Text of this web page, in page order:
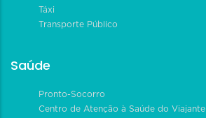
Táxi
Transporte Público
Saúde
Pronto-Socorro
Centro de Atenção à Saúde do Viajante